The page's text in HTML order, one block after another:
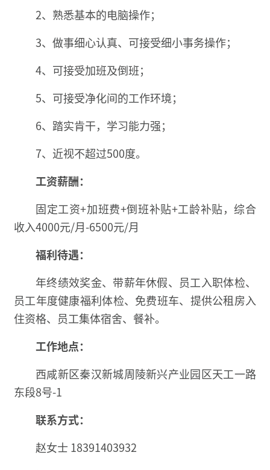
2、熟悉基本的电脑操作；
3、做事细心认真、可接受细小事务操作；
4、可接受加班及倒班；
5、可接受净化间的工作环境；
6、踏实肯干，学习能力强；
7、近视不超过500度。
工资薪酬：
固定工资+加班费+倒班补贴+工龄补贴，综合
收入4000元/月-6500元/月
福利待遇：
年终绩效奖金、带薪年休假、员工入职体检、
员工年度健康福利体检、免费班车、提供公租房入
住资格、员工集体宿舍、餐补。
工作地点：
西咸新区秦汉新城周陵新兴产业园区天工一路
东段8号-1
联系方式：
赵女士 18391403932